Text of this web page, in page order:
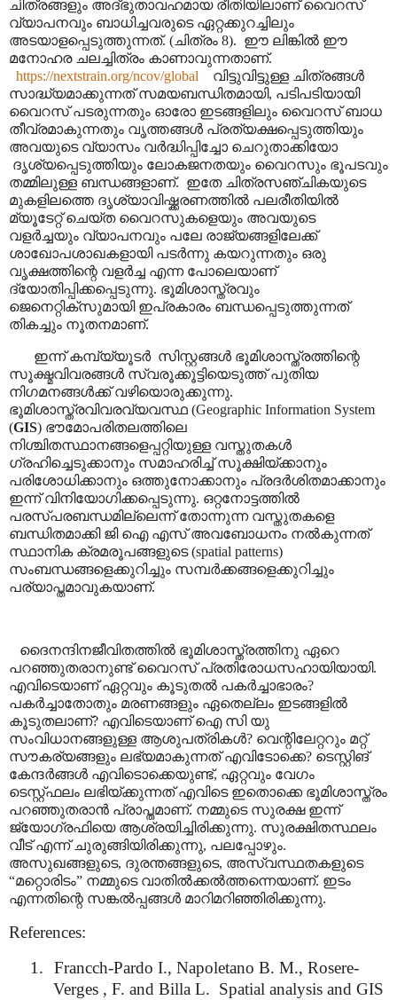
ചിത്രങ്ങളും അദ്ഭുതാവഹമായ രീതിയിലാണ് വൈറസ്
വ്യാപനവും ബാധിച്ചവരുടെ ഏറ്റക്കുറച്ചിലും
അടയാളപ്പെടുത്തുന്നത്. (ചിത്രം 8). ഈ ലിങ്കിൽ ഈ
മനോഹര ചലച്ചിത്രം കാണാവുന്നതാണ്.
https://nextstrain.org/ncov/global
വിട്ടുവിട്ടുള്ള ചിത്രങ്ങൾ
സാദ്ധ്യമാക്കുന്നത് സമയബന്ധിതമായി, പടിപടിയായി
വൈറസ് പടരുന്നതും ഓരോ ഇടങ്ങളിലും വൈറസ് ബാധ
തീവ്രമാകുന്നതും വൃത്തങ്ങൾ പ്രത്യക്ഷപ്പെടുത്തിയും
അവയുടെ വ്യാസം വർദ്ധിപ്പിച്ചോ ചെറുതാക്കിയോ
ദൃശ്യപ്പെടുത്തിയും ലോകജനതയും വൈറസും ഭൂപടവും
തമ്മിലുള്ള ബന്ധങ്ങളാണ്. ഇതേ ചിത്രസഞ്ചികയുടെ
മുകളിലത്തെ ദൃശ്യാവിഷ്ക്കരണത്തിൽ പലരീതിയിൽ
മ്യൂടേറ്റ് ചെയ്ത വൈറസുകളെയും അവയുടെ
വളർച്ചയും വ്യാപനവും പലേ രാജ്യങ്ങളിലേക്ക്
ശാഖോപശാഖകളായി പടർന്നു കയറുന്നതും ഒരു
വൃക്ഷത്തിന്റെ വളർച്ച എന്ന പോലെയാണ്
ദ്യോതിപ്പിക്കപ്പെടുന്നു. ഭൂമിശാസ്ത്രവും
ജെനെറ്റിക്സുമായി ഇപ്രകാരം ബന്ധപ്പെടുത്തുന്നത്
തികച്ചും നൂതനമാണ്.
ഇന്ന് കമ്പ്യ്യൂടർ സിസ്റ്റങ്ങൾ ഭൂമിശാസ്ത്രത്തിന്റെ
സൂക്ഷ്മവിവരങ്ങൾ സ്വരൂക്കൂട്ടിയെടുത്ത് പുതിയ
നിഗമനങ്ങൾക്ക് വഴിയൊരുക്കുന്നു.
ഭൂമിശാസ്ത്രവിവരവ്യവസ്ഥ (Geographic Information System
(GIS) ഭൗമോപരിതലത്തിലെ
നിശ്ചിതസ്ഥാനങ്ങളെപ്പറ്റിയുള്ള വസ്തുതകൾ
ഗ്രഹിച്ചെടുക്കാനും സമാഹരിച്ച് സൂക്ഷിയ്ക്കാനും
പരിശോധിക്കാനും ഒത്തുനോക്കാനും പ്രദർശിതമാക്കാനും
ഇന്ന് വിനിയോഗിക്കപ്പെടുന്നു. ഒറ്റനോട്ടത്തിൽ
പരസ്പരബന്ധമില്ലെന്ന് തോന്നുന്ന വസ്തുതകളെ
ബന്ധിതമാക്കി ജി ഐ എസ് അവബോധനം നൽകുന്നത്
സ്ഥാനിക ക്രമരൂപങ്ങളുടെ(spatial patterns)
സംബന്ധങ്ങളെക്കുറിച്ചും സമ്പർക്കങ്ങളെക്കുറിച്ചും
പര്യാപ്തമാവുകയാണ്.
ദൈനന്ദിനജീവിതത്തിൽ ഭൂമിശാസ്ത്രത്തിനു ഏറെ
പറഞ്ഞുതരാനുണ്ട് വൈറസ് പ്രതിരോധസഹായിയായി.
എവിടെയാണ് ഏറ്റവും കൂടുതൽ പകർച്ചാഭാരം?
പകർച്ചാതോതും മരണങ്ങളും ഏതെല്ലം ഇടങ്ങളിൽ
കൂടുതലാണ്? എവിടെയാണ് ഐ സി യു
സംവിധാനങ്ങളുള്ള ആശുപത്രികൾ? വെന്റിലേറ്ററും മറ്റ്
സൗകര്യങ്ങളും ലഭ്യമാകുന്നത് എവിടോക്കെ? ടെസ്റ്റിങ്
കേന്ദർങ്ങൾ എവിടൊക്കെയുണ്ട്, ഏറ്റവും വേഗം
ടെസ്റ്റ്ഫലം ലഭിയ്ക്കുന്നത് എവിടെ ഇതൊക്കെ ഭൂമിശാസ്ത്രം
പറഞ്ഞുതരാൻ പ്രാപ്തമാണ്. നമ്മുടെ സുരക്ഷ ഇന്ന്
ജ്യോഗ്രഫിയെ ആശ്രയിച്ചിരിക്കുന്നു. സുരക്ഷിതസ്ഥലം
വീട് എന്ന് ചുരുങ്ങിയിരിക്കുന്നു, പലപ്പോഴും.
അസുഖങ്ങളുടെ, ദുരന്തങ്ങളുടെ, അസ്വസ്ഥതകളുടെ
“മറ്റൊരിടം” നമ്മുടെ വാതിൽക്കൽത്തന്നെയാണ്. ഇടം
എന്നതിന്റെ സങ്കൽപ്പങ്ങൾ മാറിമറിഞ്ഞിരിക്കുന്നു.
References:
1.
Francch-Pardo I., Napoletano B. M., Rosere-
Verges , F. and Billa L. Spatial analysis and GIS